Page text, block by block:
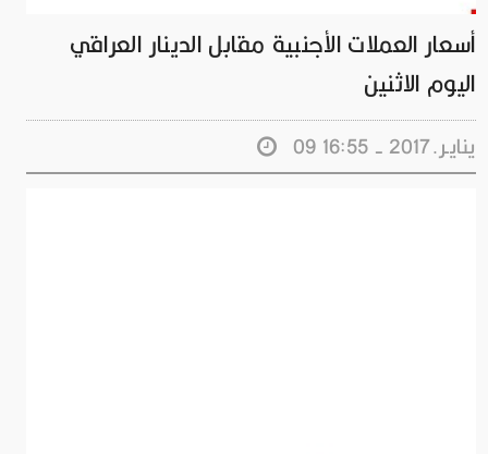
أسعار العملات الأجنبية مقابل الدينار العراقي
اليوم الاثنين
09 ينايـر.2017 - 16:55